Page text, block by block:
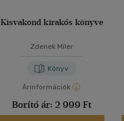
Kisvakond kirakós könyve
Zdenek Miler
Könyv
Árinformációk
Borító ár: 2 999 Ft